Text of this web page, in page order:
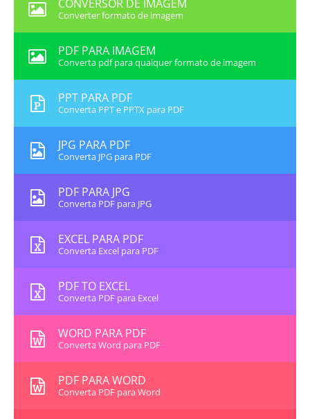
CONVERSOR DE IMAGEM
Converter formato de imagem
PDF PARA IMAGEM
Converta pdf para qualquer formato de imagem
PPT PARA PDF
Converta PPT e PPTX para PDF
JPG PARA PDF
Converta JPG para PDF
PDF PARA JPG
Converta PDF para JPG
EXCEL PARA PDF
Converta Excel para PDF
PDF TO EXCEL
Converta PDF para Excel
WORD PARA PDF
Converta Word para PDF
PDF PARA WORD
Converta PDF para Word